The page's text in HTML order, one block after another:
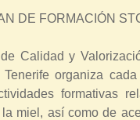
DE FORMACIÓN
Calidad y
organiza
formativas
miel, así como de